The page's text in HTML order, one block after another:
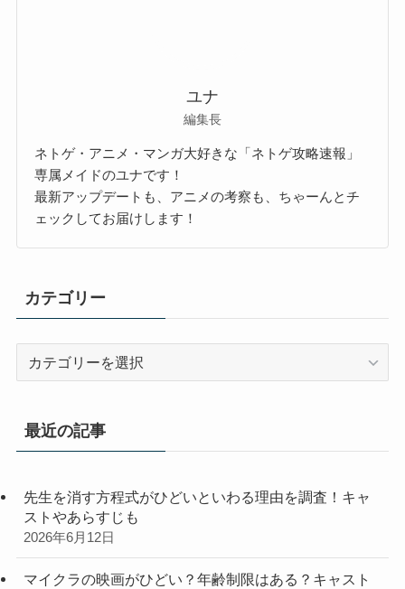
ユナ
編集長
ネトゲ・アニメ・マンガ大好きな「ネトゲ攻略速報」
専属メイドのユナです！
最新アップデートも、アニメの考察も、ちゃーんとチ
ェックしてお届けします！
カテゴリー
リ
最近の記事
先生を消す方程式がひどいといわる理由を調査！キャ
ストやあらすじも
2026年6月12日
マイクラの映画がひどい？年齢制限はある？キャスト